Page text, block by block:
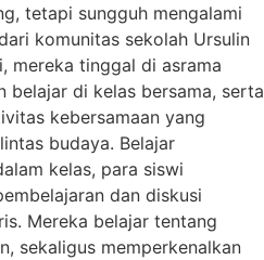
tetapi sungguh mengalami
komunitas sekolah Ursulin
mereka tinggal di asrama
belajar di kelas bersama, serta
kebersamaan yang
budaya. Belajar
kelas, para siswi
dan diskusi
Mereka belajar tentang
sekaligus memperkenalkan